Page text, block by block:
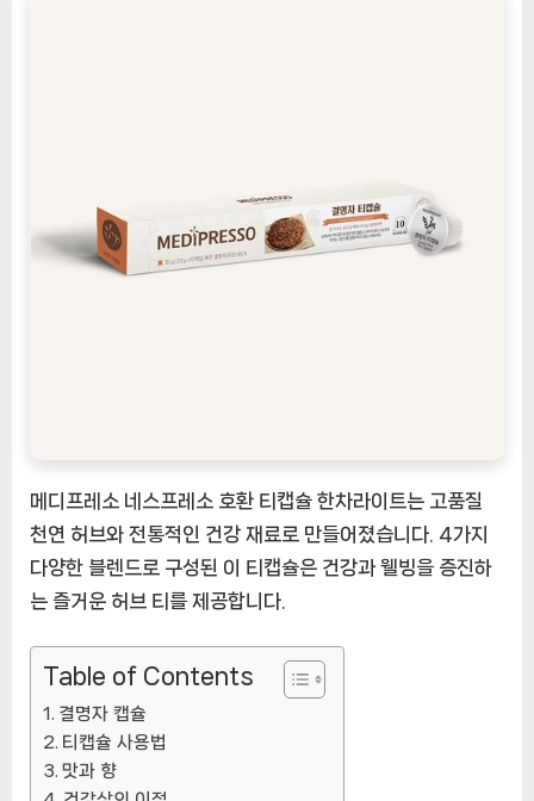
호
환
트
4
택
1,
명
리
뷰
[CoffeeTimeNOW
메디프레소 네스프레소 호환 티캡슐 한차라이트는 고품질
천연 허브와 전통적인 건강 재료로 만들어졌습니다. 4가지
다양한 블렌드로 구성된 이 티캡슐은 건강과 웰빙을 증진하
는 즐거운 허브 티를 제공합니다.
Table of Contents
결명자 캡슐
티캡슐 사용법
맛과 향